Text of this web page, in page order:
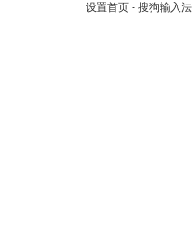
设置首页 - 搜狗输入法